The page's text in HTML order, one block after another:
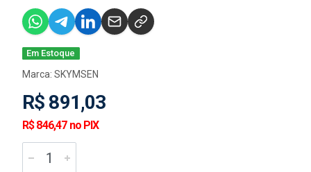
Em Estoque
Marca: SKYMSEN
R$ 891,03
R$ 846,47 no PIX